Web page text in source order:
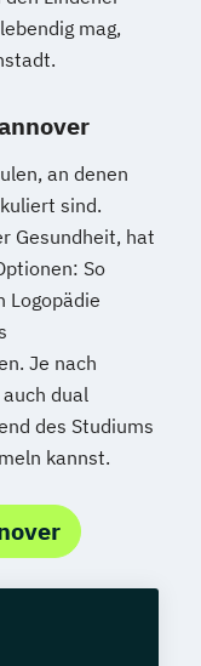
mag,
an denen
sind.
Gesundheit, hat
So
Logopädie
Je nach
dual
des Studiums
kannst.